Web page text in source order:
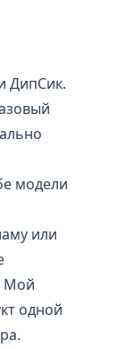
ДипСик.
модели
или
Мой
одной